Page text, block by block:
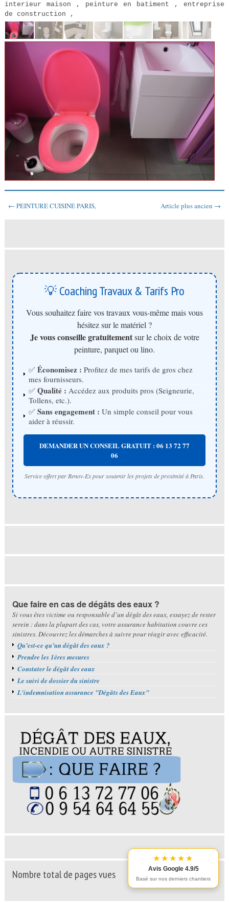
interieur maison , peinture en batiment , entreprise
de construction ,
← PEINTURE CUISINE PARIS, Article plus ancien →
💡 Coaching Travaux & Tarifs Pro
Vous souhaitez faire vos travaux vous-même mais vous
hésitez sur le matériel ?
Je vous conseille gratuitementsur le choix de votre
peinture, parquet ou lino.
✅ Économisez : Profitez de mes tarifs de gros chez
mes fournisseurs.
✅ Qualité : Accédez aux produits pros (Seigneurie,
Tollens, etc.).
✅ Sans engagement : Un simple conseil pour vous
aider à réussir.
DEMANDER UN CONSEIL GRATUIT : 06 13 72 77
06
Service offert par Renov-Ex pour soutenir les projets de proximité à Paris.
★★★★★
Avis Google 4.9/5
Basé sur nos derniers chantiers
Que faire en cas de dégâts des eaux ?
Si vous êtes victime ou responsable d’un dégât des eaux, essayez de rester
serein : dans la plupart des cas, votre assurance habitation couvre ces
sinistres. Découvrez les démarches à suivre pour réagir avec efficacité.
Qu’est-ce qu’un dégât des eaux ?
Prendre les 1ères mesures
Constater le dégât des eaux
Le suivi de dossier du sinistre
L'indemnisation assurance "Dégâts des Eaux"
Nombre total de pages vues